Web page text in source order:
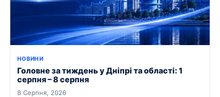
НОВИНИ
Головне за тиждень у Дніпрі та області: 1
серпня – 8 серпня
8 Серпня, 2026